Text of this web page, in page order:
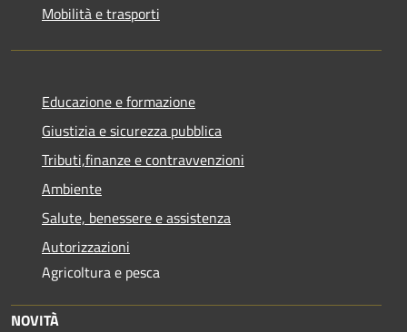
Mobilità e trasporti
Educazione e formazione
Giustizia e sicurezza pubblica
Tributi,finanze e contravvenzioni
Ambiente
Salute, benessere e assistenza
Autorizzazioni
Agricoltura e pesca
NOVITÀ